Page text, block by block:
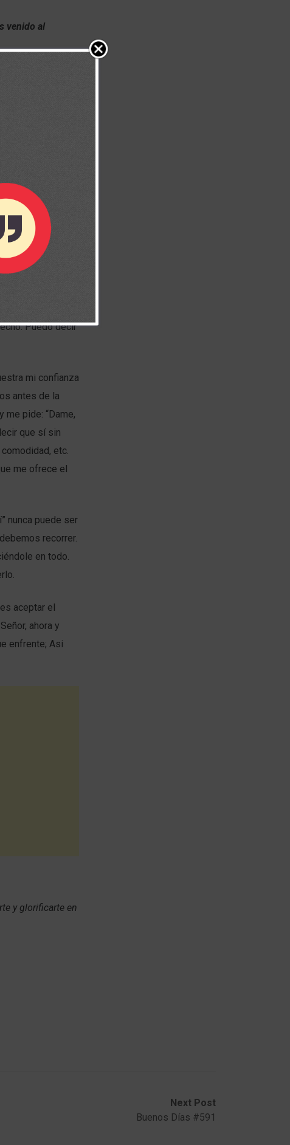
venido al
quiera, a
Puedo decir
mi confianza
antes de la
me pide: “Dame,
que sí sin
etc.
me ofrece el
nunca puede ser
recorrer.
en todo.
aceptar el
ahora y
enfrente; Asi
y glorificarte en
Next Post
Buenos Días #591